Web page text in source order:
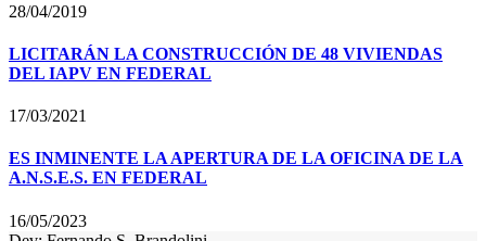
28/04/2019
LICITARÁN LA CONSTRUCCIÓN DE 48 VIVIENDAS
DEL IAPV EN FEDERAL
17/03/2021
ES INMINENTE LA APERTURA DE LA OFICINA DE LA
A.N.S.E.S. EN FEDERAL
16/05/2023